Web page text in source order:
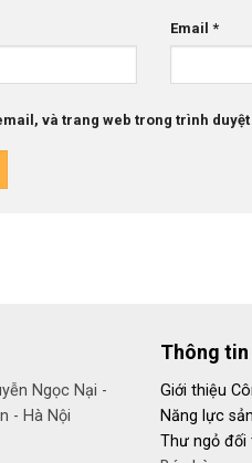
Email*
và trang web trong trình
Ngọc Nại -
- Hà Nội
Thông tin
Giới thiệu
Năng lực
Thư ngỏ đối